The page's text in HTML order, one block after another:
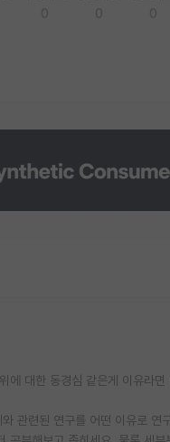
대한 동경심 같은게 이유라
관련된 연구를 어떤 이유로